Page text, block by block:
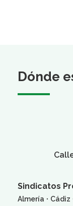
Dónde
Sindicatos
Almería · Cádiz